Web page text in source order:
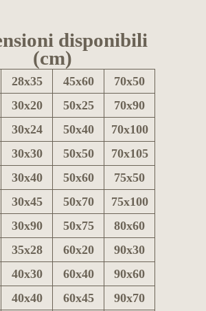
disponibili
(cm)
28x35
30x20
30x24
30x30
30x40
30x45
30x90
35x28
40x30
40x40
45x60
50x25
50x40
50x50
50x60
50x70
50x75
60x20
60x40
60x45
70x50
70x90
70x100
70x105
75x50
75x100
80x60
90x30
90x60
90x70